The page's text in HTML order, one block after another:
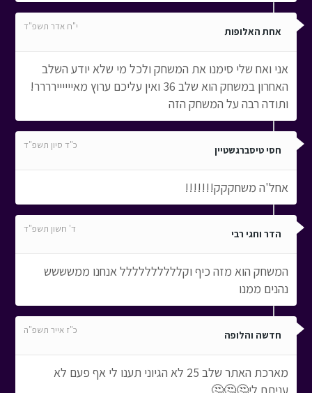
אחת האלופות י"ח אדר תשפ"ד
אני ואח שלי סימנו את המשחק ולכל מי שלא יודע השלב
האחרון במשחק הוא שלב 36 ואין עליכם ערוץ מאיייייירררר!
ותודה רבה על המשחק הזה
חסי טיסברגשטיין כ"ד סיון תשפ"ד
אחל'ה משחקקק!!!!!!!
הדר וחגי רבי ד' חשון תשפ"ד
המשחק הוא מזה כיף וקלללללללללל אנחנו ממשששש
נהנים ממנו
חדשה והלופה כ"ז אייר תשפ"ה
מארכת האתר שלב 25 לא הגיוני תענו לי אף פעם לא